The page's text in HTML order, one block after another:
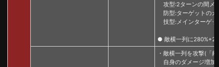
攻型:2ターンの間メ
防型:ターゲットのカ
技型:メインターゲッ
● 敵横一列に
・敵横一列を攻撃(「
自身のダメージ増加